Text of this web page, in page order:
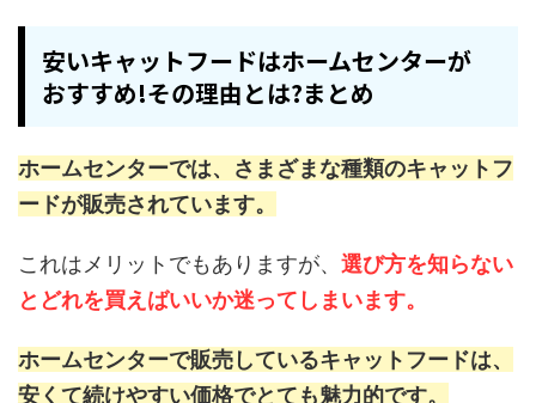
安いキャットフードはホームセンターが
おすすめ!その理由とは?まとめ
ホームセンターでは、さまざまな種類のキャットフ
ードが販売されています。
これはメリットでもありますが、 選び方を知らない
とどれを買えばいいか迷ってしまいます。
ホームセンターで販売しているキャットフードは、
安くて続けやすい価格でとても魅力的です。